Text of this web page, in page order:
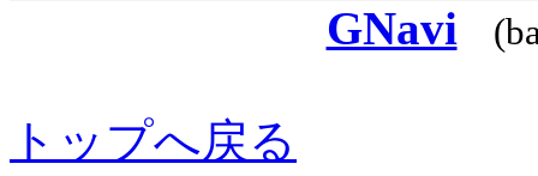
GNavi
トップへ戻る